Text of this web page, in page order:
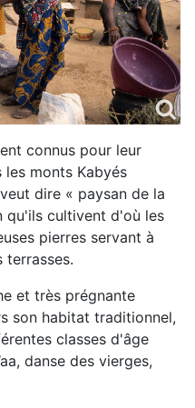
connus pour leur
monts Kabyés
dire « paysan de la
qu'ils cultivent d'où les
pierres servant à
terrasses.
et très prégnante
son habitat traditionnel,
classes d'âge
danse des vierges,